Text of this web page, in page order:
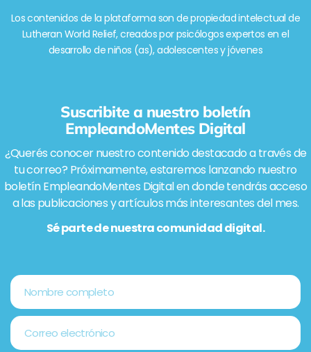
Los contenidos de la plataforma son de propiedad intelectual de
Lutheran World Relief, creados por psicólogos expertos en el
desarrollo de niños (as), adolescentes y jóvenes
Suscribite a nuestro boletín
EmpleandoMentes Digital
¿Querés conocer nuestro contenido destacado a través de
tu correo? Próximamente, estaremos lanzando nuestro
boletín EmpleandoMentes Digital en donde tendrás acceso
a las publicaciones y artículos más interesantes del mes.
Sé parte de nuestra comunidad digital.